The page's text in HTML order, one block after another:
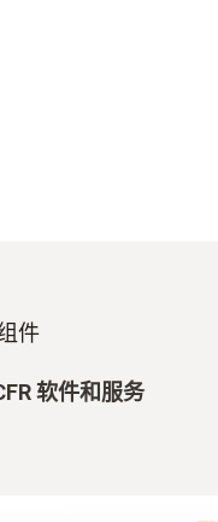
件
软件和服务